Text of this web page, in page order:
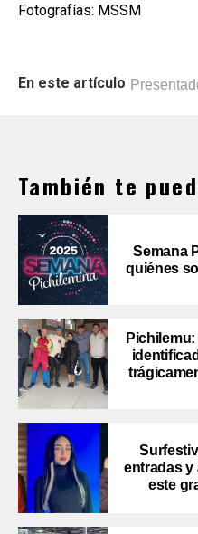
Fotografías: MSSM
En este artículo
También te
Semana
quiénes
entradas y
este